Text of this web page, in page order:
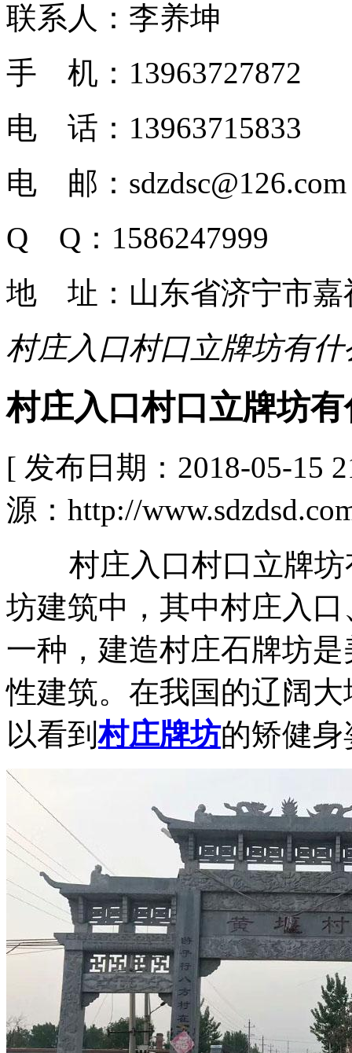
联系人：李养坤
手 机：13963727872
电 话：13963715833
电 邮：sdzdsc@126.com
Q Q：1586247999
地 址：山东省济宁市嘉
村庄入口村口立牌坊有什
村庄入口村口立牌坊
[ 发布日期：2018-05-15
源：http://
村庄入口村口立牌坊
坊建筑中，其中村庄入
一种，建造村庄石牌坊
性建筑。在我国的辽阔
以看到村庄牌坊的矫健身